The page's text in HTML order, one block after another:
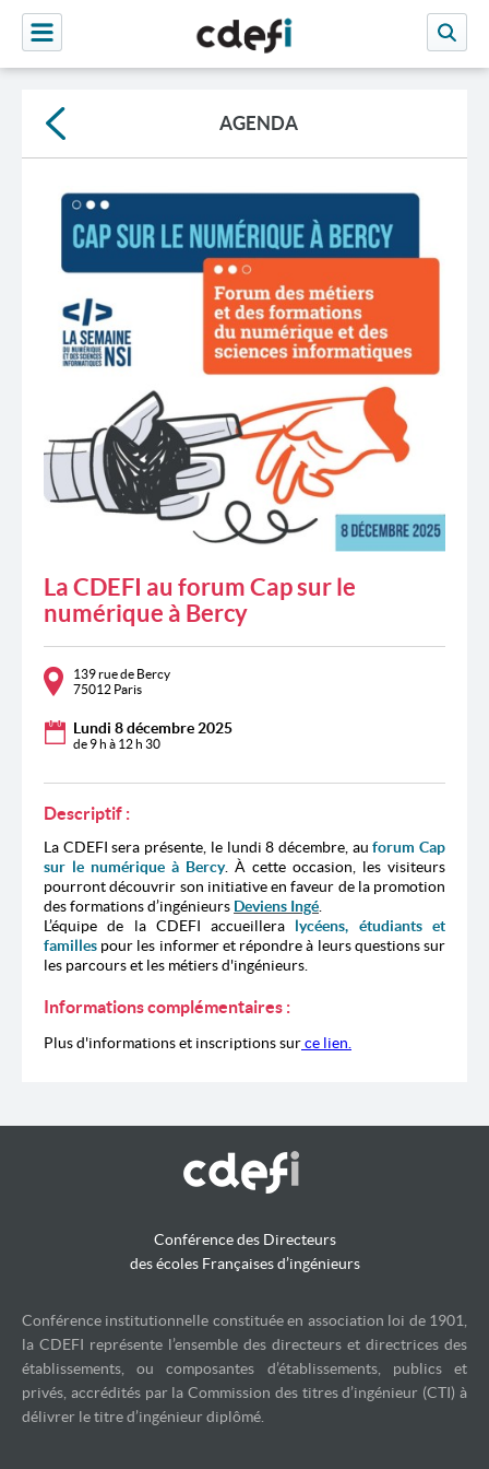
AGENDA
La CDEFI au forum Cap sur le
numérique à Bercy
139 rue de Bercy
75012 Paris
Lundi 8décembre 2025
de 9 h à 12 h 30
Descriptif :
La CDEFI sera présente, le lundi 8 décembre, auforum Cap
sur le numérique à Bercy. À cette occasion, les visiteurs
pourront découvrir son initiative en faveur de la promotion
des formations d’ingénieurs Deviens Ingé
L’équipe de la CDEFI accueillera lycéens, étudiants et
familles pour les informer et répondre à leurs questions sur
les parcours et les métiers d'ingénieurs.
Informations complémentaires :
Plus d'informations et inscriptions surce lien.
Conférence des Directeurs
des écoles Françaises d’ingénieurs
Conférence institutionnelle constituée en association loi de 1901,
la CDEFI représente l’ensemble des directeurs et directrices des
établissements, ou composantes d’établissements, publics et
privés, accrédités par la Commission des titres d’ingénieur (CTI) à
délivrer le titre d’ingénieur diplômé.